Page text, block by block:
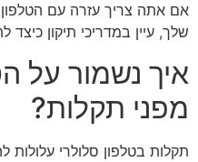
אם אתה צריך עזרה עם
שלך, עיין במדריכי תיקון
איך נשמור על
מפני תקלות?
תקלות בטלפון סלולרי עלולות